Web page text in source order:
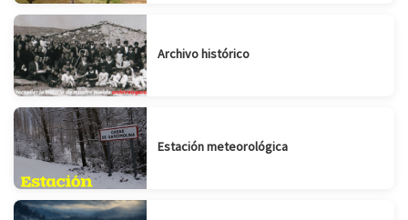
Archivo histórico
Estación meteorológica